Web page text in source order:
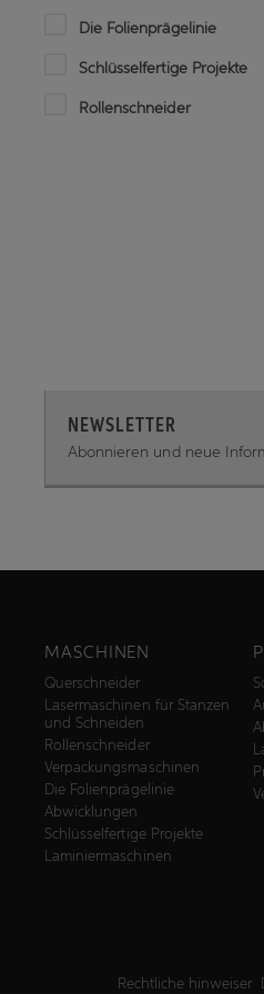
Die Folienprägelinie
Schlüsselfertige Projekte
Rollenschneider
NEWSLETTER
Abonnieren und neue
MASCHINEN
Querschneider
Lasermaschinen für Stanzen
und Schneiden
Rollenschneider
Verpackungsmaschinen
Die Folienprägelinie
Abwicklungen
Schlüsselfertige Projekte
Laminiermaschinen
Rechtliche hinweiser